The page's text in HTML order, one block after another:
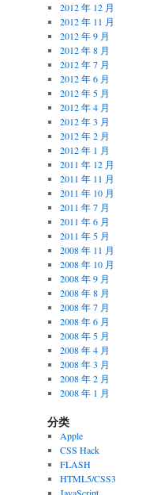
2012 年 12 月
2012 年 11 月
2012 年 9 月
2012 年 8 月
2012 年 7 月
2012 年 6 月
2012 年 5 月
2012 年 4 月
2012 年 3 月
2012 年 2 月
2012 年 1 月
2011 年 12 月
2011 年 11 月
2011 年 10 月
2011 年 7 月
2011 年 6 月
2011 年 5 月
2008 年 11 月
2008 年 10 月
2008 年 9 月
2008 年 8 月
2008 年 7 月
2008 年 6 月
2008 年 5 月
2008 年 4 月
2008 年 3 月
2008 年 2 月
2008 年 1 月
分类
Apple
CSS Hack
FLASH
HTML5/CSS3